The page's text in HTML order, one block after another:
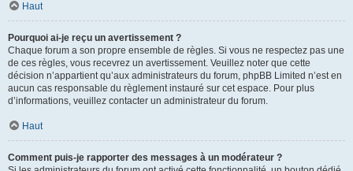
Haut
Pourquoi ai-je reçu un avertissement ?
Chaque forum a son propre ensemble de règles. Si vous ne respectez pas une
de ces règles, vous recevrez un avertissement. Veuillez noter que cette
décision n’appartient qu’aux administrateurs du forum, phpBB Limited n’est en
aucun cas responsable du règlement instauré sur cet espace. Pour plus
d’informations, veuillez contacter un administrateur du forum.
Haut
Comment puis-je rapporter des messages à un modérateur ?